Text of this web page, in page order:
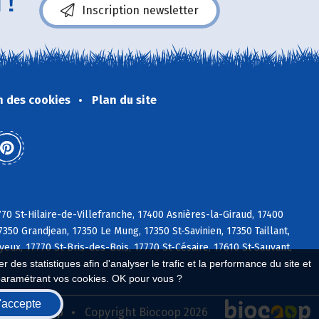
des statistiques afin d'analyser le trafic et la performance du site et
vos cookies. OK pour vous ?
Inscription newsletter
des cookies Plan du site
St-Hilaire-de-Villefranche, 17400 Asnières-la-Giraud, 17400
Grandjean, 17350 Le Mung, 17350 St-Savinien, 17350 Taillant,
17770 St-Bris-des-Bois, 17770 St-Césaire, 17610 St-Sauvant,
Biocoop Copyright Biocoop 2026